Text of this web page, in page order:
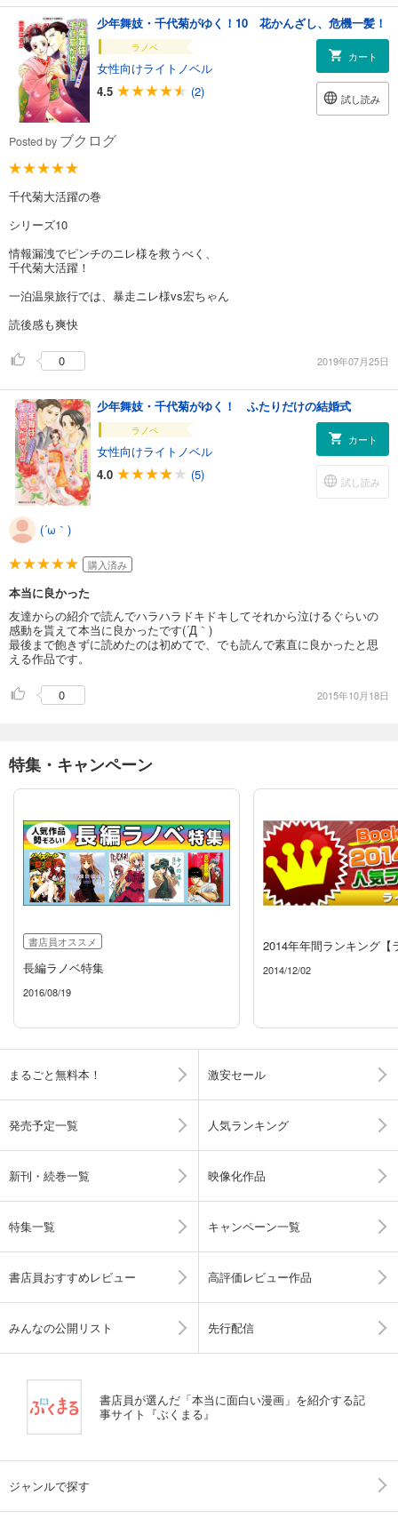
少年舞妓・千代菊がゆく！10 花かんざし、危機一髪！
ラノベ
女性向けライトノベル
4.5
(2)
カート
試し読み
Posted by ブクログ
千代菊大活躍の巻
シリーズ10
情報漏洩でピンチのニレ様を救うべく、
千代菊大活躍！
一泊温泉旅行では、暴走ニレ様vs宏ちゃん
読後感も爽快
0 2019年07月25日
少年舞妓・千代菊がゆく！ ふたりだけの結婚式
ラノベ
女性向けライトノベル
4.0
(5)
カート
試し読み
(´ω｀)
購入済み
本当に良かった
友達からの紹介で読んでハラハラドキドキしてそれから泣けるぐらいの
感動を貰えて本当に良かったです(´Д｀)
最後まで飽きずに読めたのは初めてで、でも読んで素直に良かったと思
える作品です。
0 2015年10月18日
特集・キャンペーン
書店員オススメ
長編ラノベ特集
2016/08/19
2014年年間ランキング【
2014/12/02
まるごと無料本！ 激安セール
発売予定一覧 人気ランキング
新刊・続巻一覧 映像化作品
特集一覧 キャンペーン一覧
書店員おすすめレビュー 高評価レビュー作品
みんなの公開リスト 先行配信
書店員が選んだ「本当に面白い漫画」を紹介する記
事サイト『ぶくまる』
ジャンルで探す